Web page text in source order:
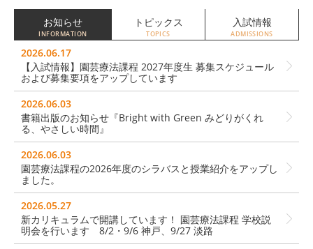
お知らせ
INFORMATION
トピックス
TOPICS
入試情報
ADMISSIONS
2026.06.17
【入試情報】園芸療法課程 2027年度生 募集スケジュール
および募集要項をアップしています
2026.06.03
書籍出版のお知らせ『Bright with Green みどりがくれ
る、やさしい時間』
2026.06.03
園芸療法課程の2026年度のシラバスと授業紹介をアップし
ました。
2026.05.27
新カリキュラムで開講しています！ 園芸療法課程 学校説
明会を行います 8/2・9/6 神戸、9/27 淡路